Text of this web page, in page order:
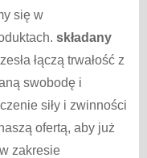
się w
składany
łączą trwałość z
swobodę i
siły i zwinności
ofertą, aby już
zakresie